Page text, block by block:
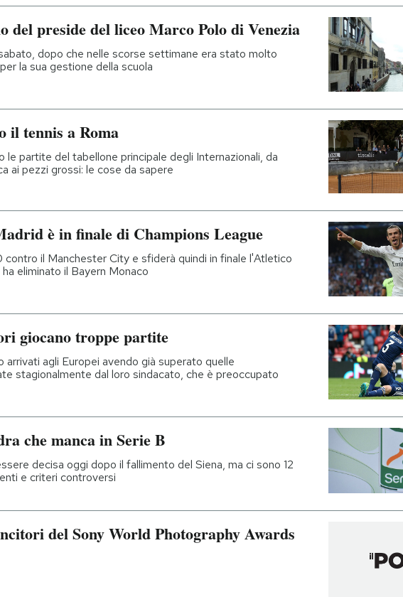
del preside del liceo Marco Polo di Venezia
dopo che nelle scorse settimane era stato molto
la sua gestione della scuola
il tennis a Roma
le partite del tabellone principale degli Internazionali, da
ai pezzi grossi: le cose da sapere
è in finale di Champions League
contro il Manchester City e sfiderà quindi in finale l'Atletico
eliminato il Bayern Monaco
giocano troppe partite
arrivati agli Europei avendo già superato quelle
stagionalmente dal loro sindacato, che è preoccupato
che manca in Serie B
decisa oggi dopo il fallimento del Siena, ma ci sono 12
e criteri controversi
del Sony World Photography Awards